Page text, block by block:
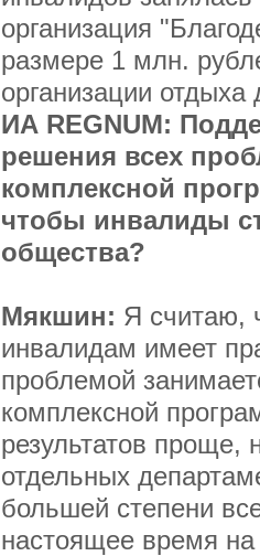
организация
размере 1 млн.
организации отдыха
ИА REGNUM:
решения всех
комплексной
чтобы инвалиды
общества?
Мякшин: Я считаю,
инвалидам имеет
проблемой
комплексной
результатов проще,
отдельных
большей степени
настоящее время на